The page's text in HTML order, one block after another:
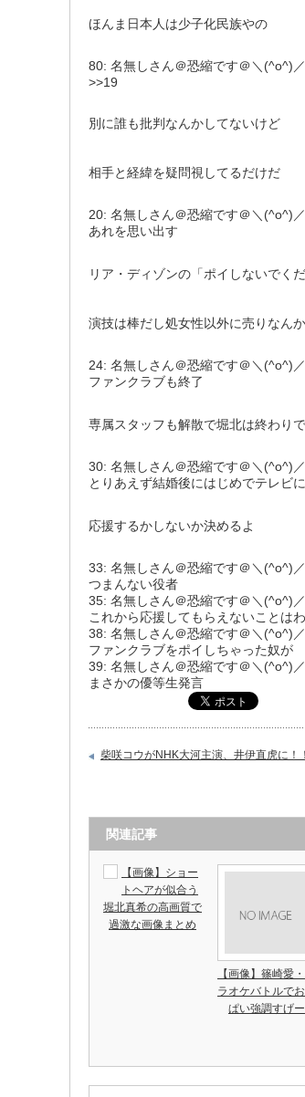
ほんま日本人は少子化民族やの
80: 名無しさん＠恐縮です＠＼(^o^)
>>19
別に誰も批判なんかしてないけど
相手と経緯を疑問視してるだけだ
20: 名無しさん＠恐縮です＠＼(^o^)
あれを思い出す
リア・ディゾンの「ポイしないでくだ
演技は棒だし処女性以外に売りなん
24: 名無しさん＠恐縮です＠＼(^o^)
ファンクラブも終了
専属スタッフも解散で堀北は終わりで
30: 名無しさん＠恐縮です＠＼(^o^)
とりあえず結婚後にはじめでテレビ
応援するかしないか決めるよ
33: 名無しさん＠恐縮です＠＼(^o^)
つまんない役者
35: 名無しさん＠恐縮です＠＼(^o^)
これから応援してもらえないことは
38: 名無しさん＠恐縮です＠＼(^o^)
ファンクラブをポイしちゃった奴が
39: 名無しさん＠恐縮です＠＼(^o^)
まさかの優等生発言
柴咲コウがNHK大河主演、井伊直虎に！！
関連記事
【画像】ショー
トヘアが似合う
堀北真希の高画質で
過激な画像まとめ
【画像】篠崎愛
ラオケバトルで
ぱい強調すげー